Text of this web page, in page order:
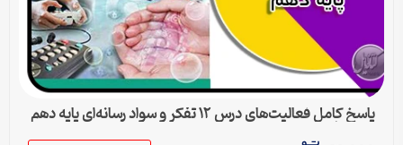
پاسخ کامل فعالیت‌های درس ۱۲ تفکر و سواد رسانه‌ای پایه دهم
متوسطه دوم